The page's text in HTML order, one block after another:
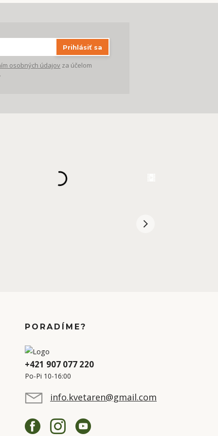
Prihlásiť sa
osobných údajov za účelom
PORADÍME?
+421 907 077 220
Po-Pi 10-16:00
info.kvetaren@gmail.com